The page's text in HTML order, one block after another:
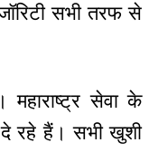
सभी तरफ से
सेवा के
दे रहे हैं। सभी खुशी